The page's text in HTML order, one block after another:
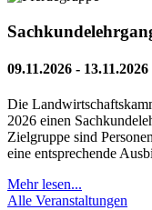
09.11.2026 - 13.11.2026
Die
2026 einen
Zielgruppe sind
eine entsprechende
Mehr lesen...
Alle Veranstaltungen